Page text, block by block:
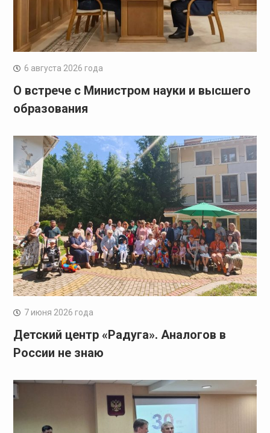
6 августа 2026 года
О встрече с Министром науки и высшего
образования
7 июня 2026 года
Детский центр «Радуга». Аналогов в
России не знаю